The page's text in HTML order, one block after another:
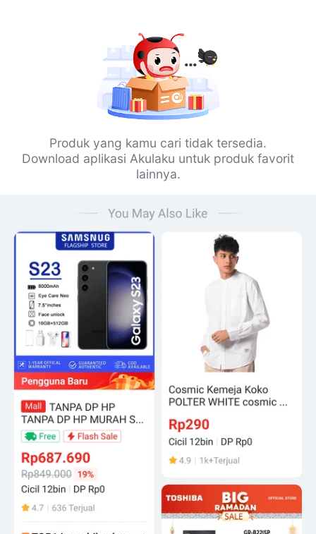
Produk yang kamu cari tidak tersedia.
Download aplikasi Akulaku untuk produk favorit
lainnya.